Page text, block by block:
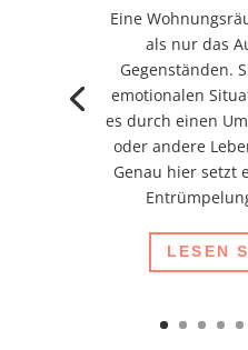
Eine
als nur das
Gegenständen.
emotionalen
es durch einen
oder andere
Genau hier setzt
LESEN